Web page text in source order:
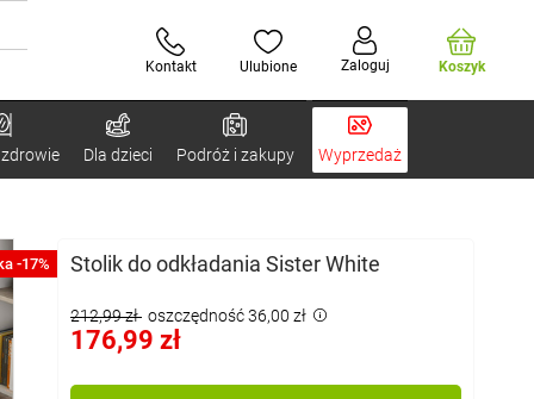
Kontakt Ulubione Zaloguj Koszyk
Dla dzieci Podróż i zakupy Wyprzedaż
-17% Stolik do odkładania Sister White
212,99 zł oszczędność 36,00 zł
176,99 zł